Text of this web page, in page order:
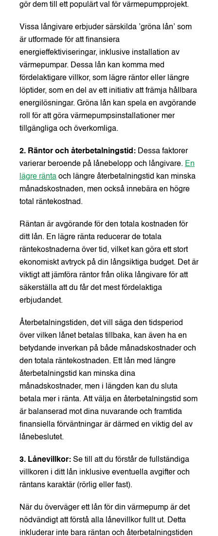
gör dem till ett populärt val för värmepumpprojekt.
Vissa långivare erbjuder särskilda ’gröna lån’ som
är utformade för att finansiera
energieffektiviseringar, inklusive installation av
värmepumpar. Dessa lån kan komma med
fördelaktigare villkor, som lägre räntor eller längre
löptider, som en del av ett initiativ att främja hållbara
energilösningar. Gröna lån kan spela en avgörande
roll för att göra värmepumpsinstallationer mer
tillgängliga och överkomliga.
2. Räntor och återbetalningstid: Dessa faktorer
varierar beroende på lånebelopp och långivare. En
lägre ränta och längre återbetalningstid kan minska
månadskostnaden, men också innebära en högre
total räntekostnad.
Räntan är avgörande för den totala kostnaden för
ditt lån. En lägre ränta reducerar de totala
räntekostnaderna över tid, vilket kan göra ett stort
ekonomiskt avtryck på din långsiktiga budget. Det är
viktigt att jämföra räntor från olika långivare för att
säkerställa att du får det mest fördelaktiga
erbjudandet.
Återbetalningstiden, det vill säga den tidsperiod
över vilken lånet betalas tillbaka, kan även ha en
betydande inverkan på både månadskostnader och
den totala räntekostnaden. Ett lån med längre
återbetalningstid kan minska dina
månadskostnader, men i längden kan du sluta
betala mer i ränta. Att välja en återbetalningstid som
är balanserad mot dina nuvarande och framtida
finansiella förväntningar är därmed en viktig del av
lånebeslutet.
3. Lånevillkor: Se till att du förstår de fullständiga
villkoren i ditt lån inklusive eventuella avgifter och
räntans karaktär (rörlig eller fast).
När du överväger ett lån för din värmepump är det
nödvändigt att förstå alla lånevillkor fullt ut. Detta
inkluderar inte bara räntan och återbetalningstiden